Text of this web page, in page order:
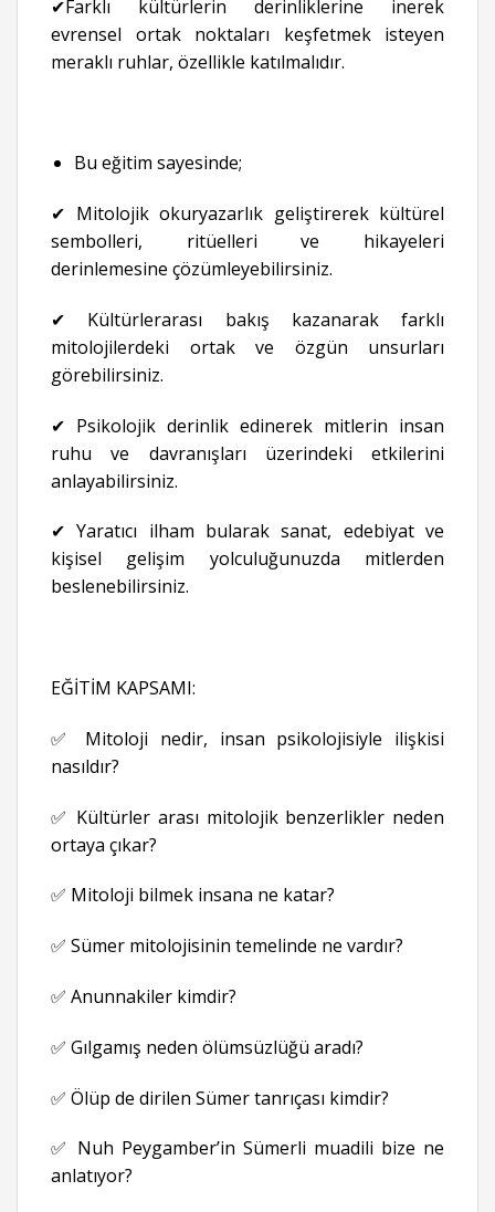
✔Farklı kültürlerin derinliklerine inerek
evrensel ortak noktaları keşfetmek isteyen
meraklı ruhlar, özellikle katılmalıdır.
Bu eğitim sayesinde;
✔ Mitolojik okuryazarlık geliştirerek kültürel
sembolleri, ritüelleri ve hikayeleri
derinlemesine çözümleyebilirsiniz.
✔ Kültürlerarası bakış kazanarak farklı
mitolojilerdeki ortak ve özgün unsurları
görebilirsiniz.
✔ Psikolojik derinlik edinerek mitlerin insan
ruhu ve davranışları üzerindeki etkilerini
anlayabilirsiniz.
✔ Yaratıcı ilham bularak sanat, edebiyat ve
kişisel gelişim yolculuğunuzda mitlerden
beslenebilirsiniz.
EĞİTİM KAPSAMI:
✅ Mitoloji nedir, insan psikolojisiyle ilişkisi
nasıldır?
✅ Kültürler arası mitolojik benzerlikler neden
ortaya çıkar?
✅ Mitoloji bilmek insana ne katar?
✅ Sümer mitolojisinin temelinde ne vardır?
✅ Anunnakiler kimdir?
✅ Gılgamış neden ölümsüzlüğü aradı?
✅ Ölüp de dirilen Sümer tanrıçası kimdir?
✅ Nuh Peygamber’in Sümerli muadili bize ne
anlatıyor?